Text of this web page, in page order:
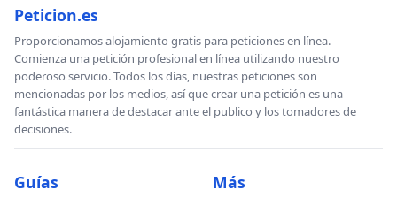
Peticion.es
Proporcionamos alojamiento gratis para peticiones en línea.
Comienza una petición profesional en línea utilizando nuestro
poderoso servicio. Todos los días, nuestras peticiones son
mencionadas por los medios, así que crear una petición es una
fantástica manera de destacar ante el publico y los tomadores de
decisiones.
Guías Más